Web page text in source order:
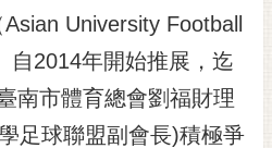
University Football
自2014年開始推展，迄
南市體育總會劉福財理
足球聯盟副會長)積極爭